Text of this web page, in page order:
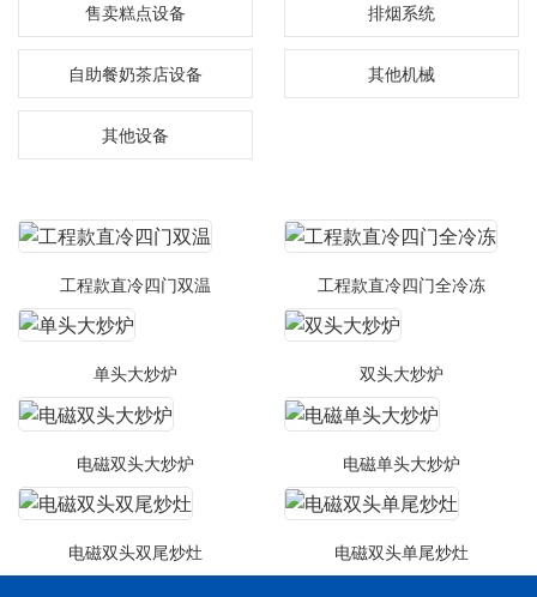
售卖糕点设备 排烟系统
自助餐奶茶店设备 其他机械
其他设备
工程款直冷四门双温 工程款直冷四门全冷冻
单头大炒炉 双头大炒炉
电磁双头大炒炉 电磁单头大炒炉
电磁双头双尾炒灶 电磁双头单尾炒灶